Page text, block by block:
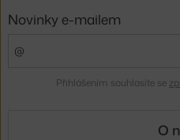
Novinky e-mailem
Přihlášením souhlasíte se
O